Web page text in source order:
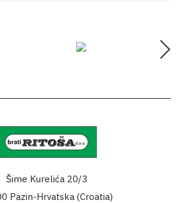
Šime Kurelića 20/3
Pazin-Hrvatska (Croatia)